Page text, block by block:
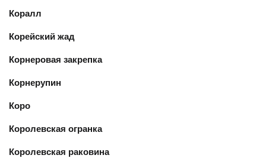
Коралл
Корейский жад
Корнеровая закрепка
Корнерупин
Коро
Королевская огранка
Королевская раковина